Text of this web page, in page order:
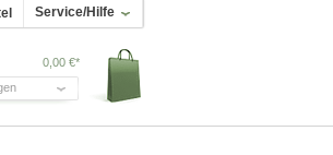
Service/Hilfe
0,00 €*